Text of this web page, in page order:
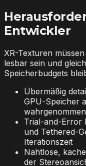
Entwickler
XR-Texturen
lesbar sein und
Speicherbudgets
Übermäßig
GPU-Speicher
Trial-and-Error
und Tethered-
Iterationszeit
Nahtlose,
der